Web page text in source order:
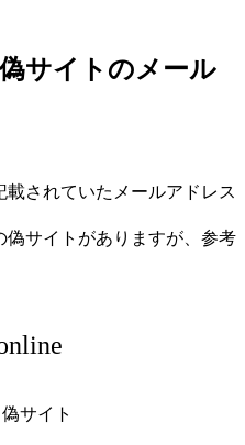
サイトのメール
されていたメールアドレス
偽サイトがありますが、参考
サイト